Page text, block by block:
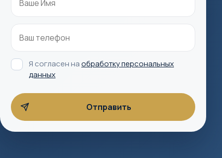
Я согласен наобработку персональных
данных